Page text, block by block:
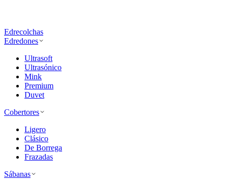
Edrecolchas
Edredones
Ultrasoft
Ultrasónico
Mink
Premium
Duvet
Cobertores
Ligero
Clásico
De Borrega
Frazadas
Sábanas